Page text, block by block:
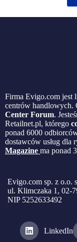
Firma Evigo.com jest
centrów handlowych.
Center Forum.
Retailnet.pl, którego
ponad 6000
dostawców usług dla
Magazine ma ponad
Evigo.com sp. z o.o.
ul. Klimczaka 1, 02-
NIP 5252633492
LinkedIn